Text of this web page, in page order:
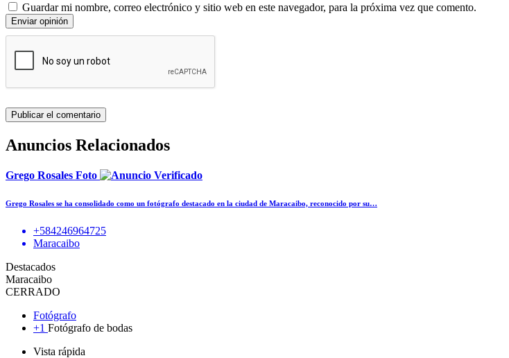
Guardar mi nombre, correo electrónico y sitio web en este navegador, para la próxima vez que comento.
Enviar opinión
Anuncios Relacionados
Grego Rosales Foto
Grego Rosales se ha consolidado como un fotógrafo destacado en la ciudad de Maracaibo, reconocido por su…
+584246964725
Maracaibo
Destacados
Maracaibo
CERRADO
Fotógrafo
+1 Fotógrafo de bodas
Vista rápida